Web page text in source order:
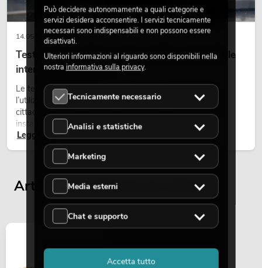
14.05.2026
Teste mobili outdoor: teste mobili resistenti alle
intemperie per eventi
Le teste mobili outdoor sono proiettori motorizzati per
l’utilizzo all’aperto. Vengono impiegate in festival, feste
cittadine, concerti open-air, allestimenti architetturali e
installazioni temporanee all’esterno.
Leggi ora
Articoli visualizzati per ultimi
Può decidere autonomamente a quali categorie e
servizi desidera acconsentire. I servizi tecnicamente
necessari sono indispensabili e non possono essere
disattivati.
Ulteriori informazioni al riguardo sono disponibili nella
nostra informativa sulla privacy.
Tecnicamente necessario
Analisi e statistiche
Marketing
Media esterni
Chat e supporto
Accetta tutto